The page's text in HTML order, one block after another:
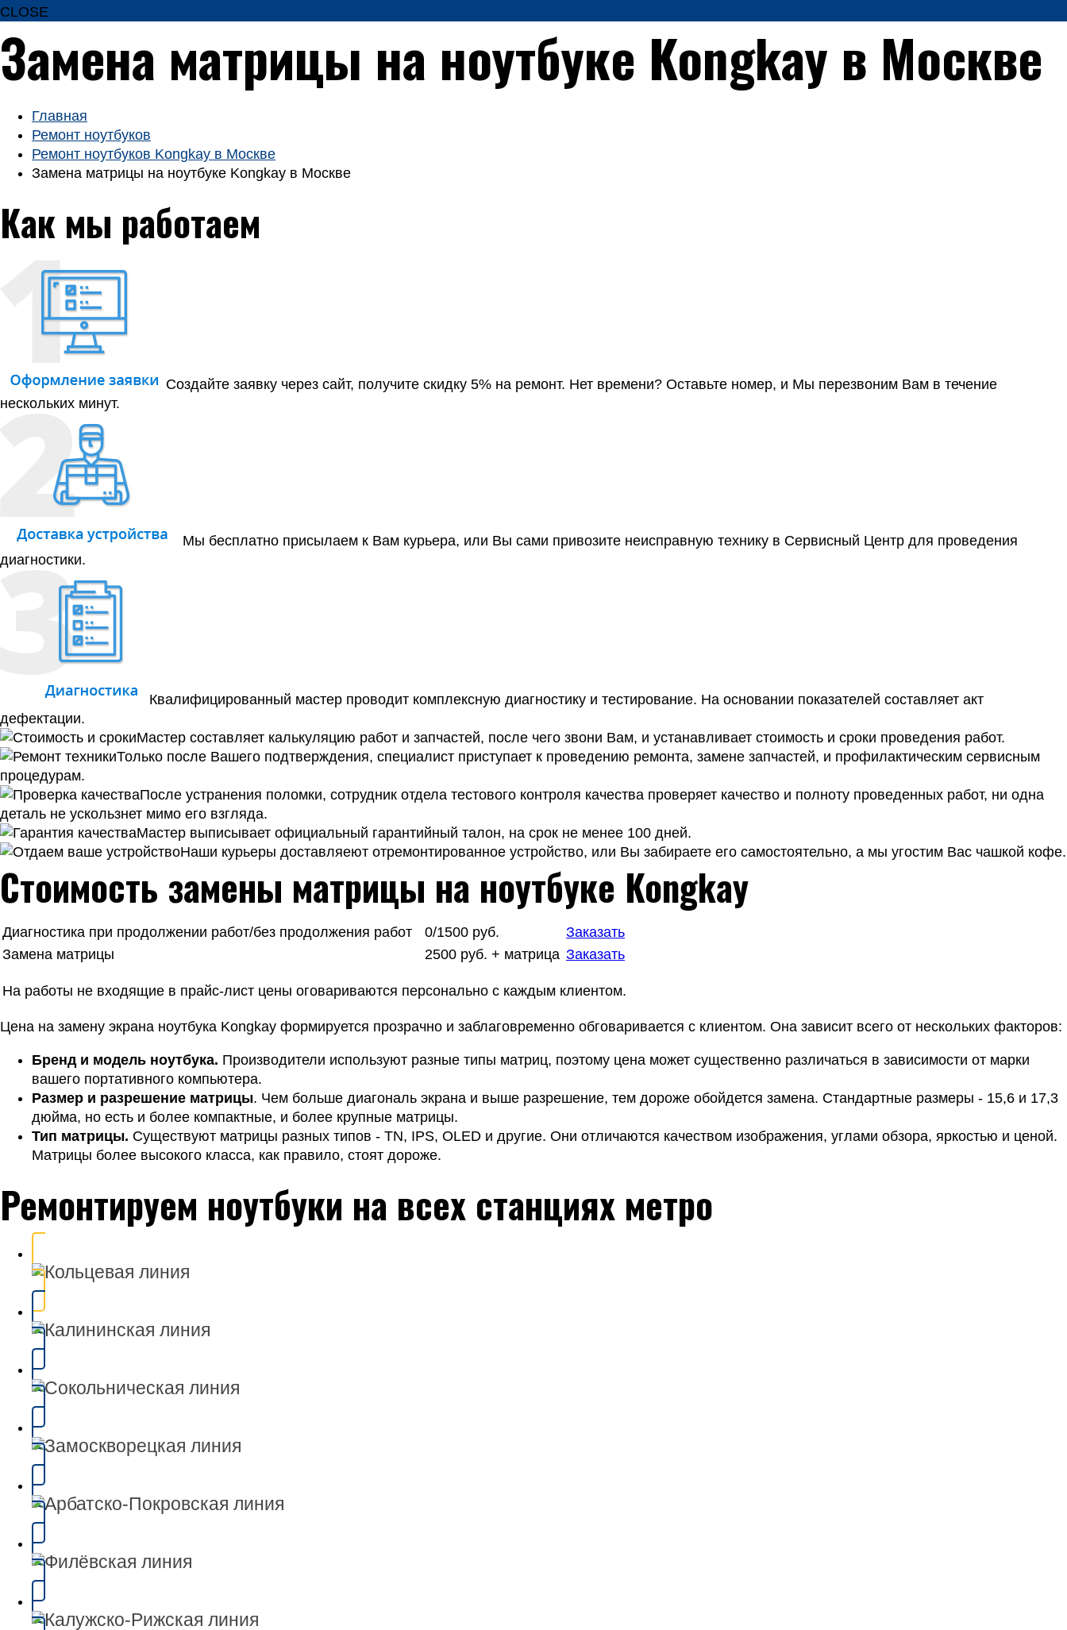
CLOSE
Замена матрицы на ноутбуке Kongkay в Москве
Главная
Ремонт ноутбуков
Ремонт ноутбуков Kongkay в Москве
Замена матрицы на ноутбуке Kongkay в Москве
Как мы работаем
Создайте заявку через сайт, получите скидку 5% на ремонт. Нет времени? Оставьте номер, и Мы перезвоним Вам в течение
нескольких минут.
Мы бесплатно присылаем к Вам курьера, или Вы сами привозите неисправную технику в Сервисный Центр для проведения
диагностики.
Квалифицированный мастер проводит комплексную диагностику и тестирование. На основании показателей составляет акт
дефектации.
Мастер составляет калькуляцию работ и запчастей, после чего звони Вам, и устанавливает стоимость и сроки проведения работ.
Только после Вашего подтверждения, специалист приступает к проведению ремонта, замене запчастей, и профилактическим сервисным
процедурам.
После устранения поломки, сотрудник отдела тестового контроля качества проверяет качество и полноту проведенных работ, ни одна
деталь не ускользнет мимо его взгляда.
Мастер выписывает официальный гарантийный талон, на срок не менее 100 дней.
Наши курьеры доставляеют отремонтированное устройство, или Вы забираете его самостоятельно, а мы угостим Вас чашкой кофе.
Стоимость замены матрицы на ноутбуке Kongkay
Диагностика при продолжении работ/без продолжения работ 0/1500 руб.
Заказать
Замена матрицы
2500 руб. + матрица Заказать
На работы не входящие в прайс-лист цены оговариваются персонально с каждым клиентом.
Цена на замену экрана ноутбука Kongkay формируется прозрачно и заблаговременно обговаривается с клиентом. Она зависит всего от нескольких факторов:
Бренд и модель ноутбука. Производители используют разные типы матриц, поэтому цена может существенно различаться в зависимости от марки
вашего портативного компьютера.
Размер и разрешение матрицы. Чем больше диагональ экрана и выше разрешение, тем дороже обойдется замена. Стандартные размеры - 15,6 и 17,3
дюйма, но есть и более компактные, и более крупные матрицы.
Тип матрицы. Существуют матрицы разных типов - TN, IPS, OLED и другие. Они отличаются качеством изображения, углами обзора, яркостью и ценой.
Матрицы более высокого класса, как правило, стоят дороже.
Ремонтируем ноутбуки на всех станциях метро